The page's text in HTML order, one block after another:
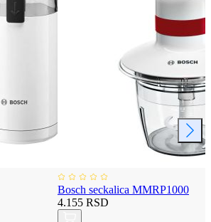
Bosch seckalica MMRP1000
4.155 RSD